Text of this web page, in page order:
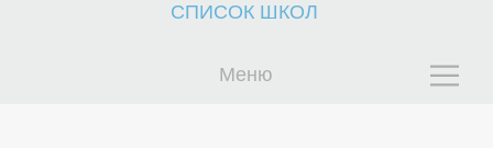
СПИСОК ШКОЛ
Меню